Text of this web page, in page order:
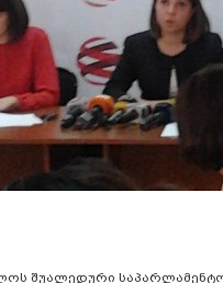
შუალედური